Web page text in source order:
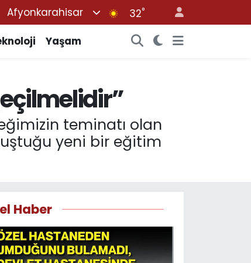
Afyonkarahisar 32°
Yaşam
teminatı olan
yeni bir eğitim
Haber